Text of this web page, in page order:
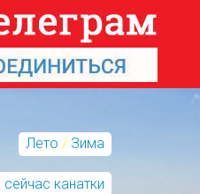
Лето / Зима
канатки